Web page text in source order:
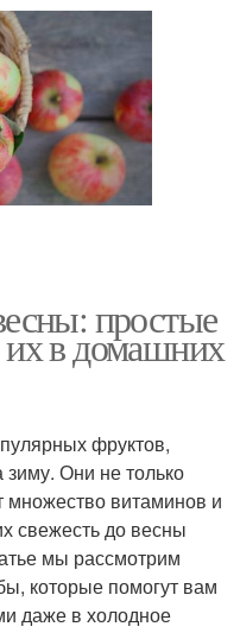
простые
их в домашних
фруктов,
Они не только
множество витаминов и
свежесть до весны
мы рассмотрим
которые помогут вам
даже в холодное